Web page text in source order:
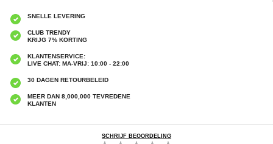
SNELLE LEVERING
CLUB TRENDY
KRIJG 7% KORTING
KLANTENSERVICE:
LIVE CHAT: MA-VRIJ: 10:00 - 22:00
30 DAGEN RETOURBELEID
MEER DAN 8,000,000 TEVREDENE
KLANTEN
SCHRIJF BEOORDELING